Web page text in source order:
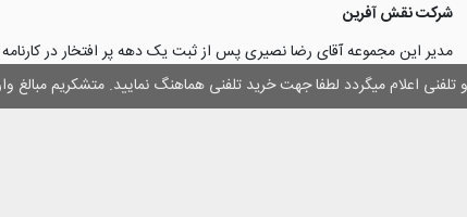
و تلفنی اعلام میگردد لطفا جهت خرید تلفنی هماهنگ نمایید. متشکریم مبالغ
شرکت نقش آفرین
مدیر این مجموعه آقای رضا نصیری پس از ثبت یک دهه پر افتخار در
چاپ و تبلیغات با تولید مجموعه‌های آسان کارت ۱ -
۳۰۰۰ نفر و دریافت تندیس کار آفرینان برتر، برآن شدند تا با ایجاد